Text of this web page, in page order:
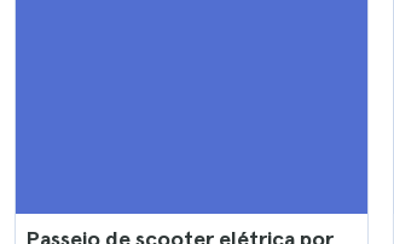
Passeio de scooter elétrica por